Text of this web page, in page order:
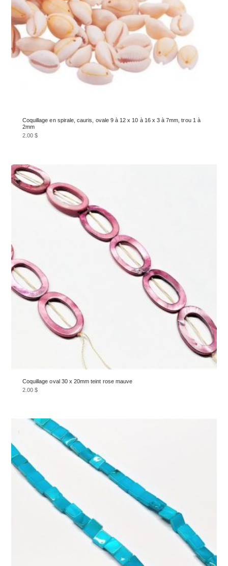
Coquillage en spirale, cauris, ovale 9 à 12 x 10 à 16 x 3 à 7mm, trou 1 à
2mm
2.00$
Coquillage oval 30 x 20mm teint rose mauve
2.00$